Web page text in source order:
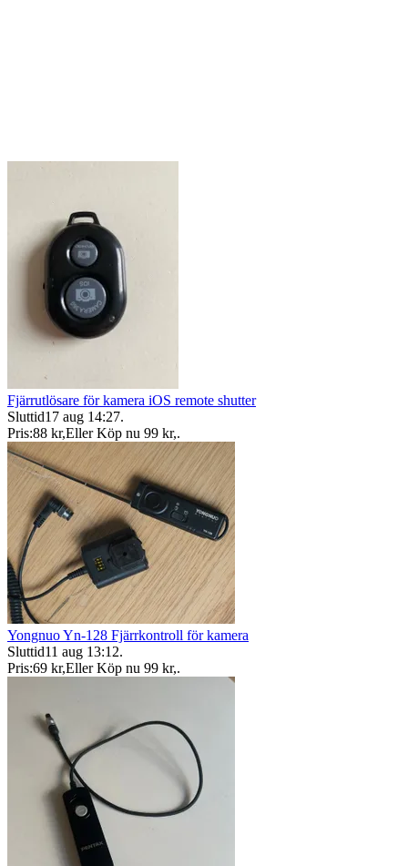
Fjärrutlösare för kamera iOS remote shutter
Sluttid17 aug 14:27.
Pris:88 kr,Eller Köp nu 99 kr,.
Yongnuo Yn-128 Fjärrkontroll för kamera
Sluttid11 aug 13:12.
Pris:69 kr,Eller Köp nu 99 kr,.